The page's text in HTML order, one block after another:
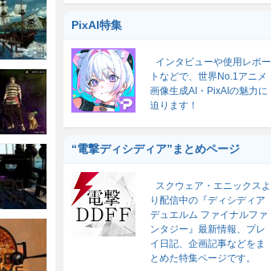
PixAI特集
インタビューや使用レポー
トなどで、世界No.1アニメ
画像生成AI・PixAIの魅力に
迫ります！
“電撃ディシディア”まとめページ
スクウェア・エニックスよ
り配信中の『ディシディア
デュエルム ファイナルファ
ンタジー』最新情報、プレ
イ日記、企画記事などをま
とめた特集ページです。